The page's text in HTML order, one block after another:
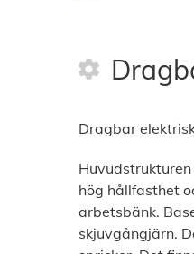
Dragbar
hög hållfasthet
arbetsbänk.
skjuvgångjärn.